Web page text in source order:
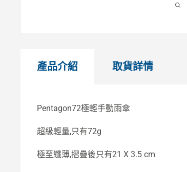
產品介紹
Pentagon72極輕手動雨傘
超級輕量,只有72g
極至纖薄,摺疊後只有21 X 3.5 cm
取貨詳情